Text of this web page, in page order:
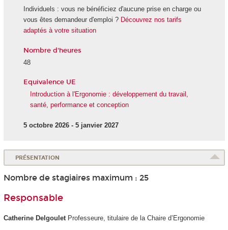
Individuels : vous ne bénéficiez d'aucune prise en charge ou
vous êtes demandeur d'emploi ? Découvrez nos tarifs
adaptés à votre situation
Nombre d'heures
48
Equivalence UE
Introduction à l'Ergonomie : développement du travail,
santé, performance et conception
5 octobre 2026 - 5 janvier 2027
PRÉSENTATION
Nombre de stagiaires maximum : 25
Responsable
Catherine DelgouletProfesseure, titulaire de la Chaire d’Ergonomie